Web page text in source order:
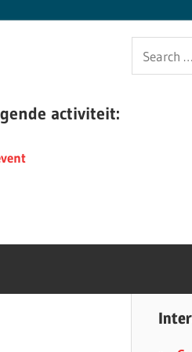
for:
activiteit: